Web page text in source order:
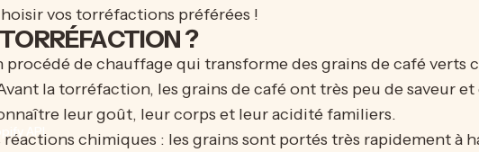
API
vos torréfactions préférées !
?
de chauffage qui transforme des grains de café verts
la torréfaction, les grains de café ont très peu de saveur
leur goût, leur corps et leur acidité familiers.
chimiques : les grains sont portés très rapidement à